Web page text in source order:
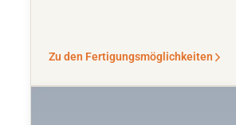
Zu den Fertigungsmöglichkeiten